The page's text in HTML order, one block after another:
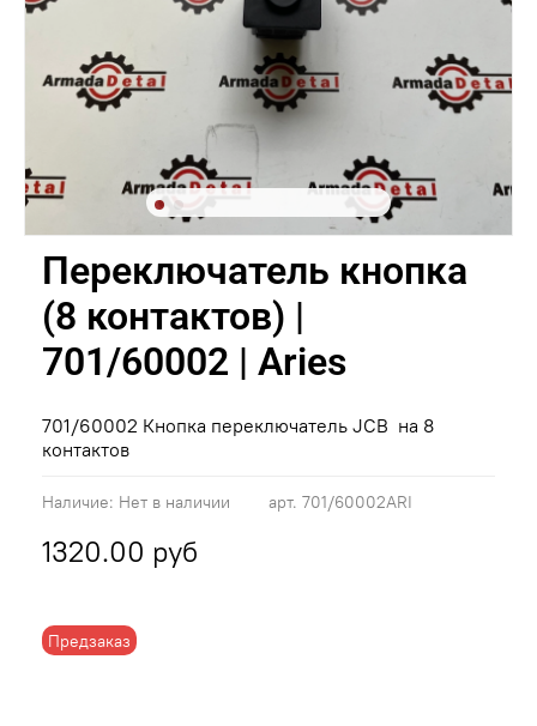
арт. 701/60002ARI
Наличие: Нет в наличии
Предзаказ
Переключатель кнопка
(8 контактов) |
701/60002 | Aries
1320.00 руб
701/60002 Кнопка переключатель JCB на 8
контактов